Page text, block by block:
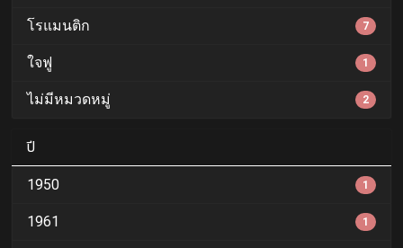
โรแมนติก 7
ใจฟู 1
ไม่มีหมวดหมู่ 2
ปี
1950 1
1961 1